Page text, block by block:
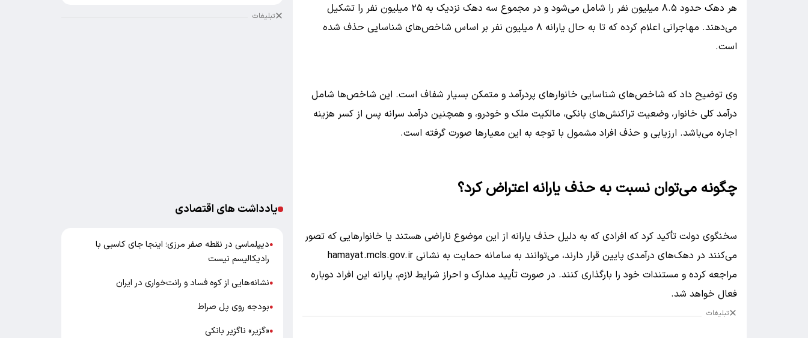
هر دهک حدود ۸.۵ میلیون نفر را شامل می‌شود و در مجموع سه دهک نزدیک به ۲۵ میلیون نفر را تشکیل
می‌دهند. مهاجرانی اعلام کرده که تا به حال یارانه ۸ میلیون نفر بر اساس شاخص‌های شناسایی حذف شده
است.
وی توضیح داد که شاخص‌های شناسایی خانوارهای پردرآمد و متمکن بسیار شفاف است. این شاخص‌ها شامل
درآمد کلی خانوار، وضعیت تراکنش‌های بانکی، مالکیت ملک و خودرو، و همچنین درآمد سرانه پس از کسر هزینه
اجاره می‌باشد. ارزیابی و حذف افراد مشمول با توجه به این معیارها صورت گرفته است.
چگونه می‌توان نسبت به حذف یارانه اعتراض کرد؟
سخنگوی دولت تأکید کرد که افرادی که به دلیل حذف یارانه از این موضوع ناراضی هستند یا خانوارهایی که تصور
می‌کنند در دهک‌های درآمدی پایین قرار دارند، می‌توانند به سامانه حمایت به نشانی hamayat.mcls.gov.ir
مراجعه کرده و مستندات خود را بارگذاری کنند. در صورت تأیید مدارک و احراز شرایط لازم، یارانه این افراد دوباره
فعال خواهد شد.
تبلیغات
تبلیغات
یادداشت های اقتصادی
●دیپلماسی در نقطه صفر مرزی؛ اینجا جای کاسبی با
رادیکالیسم نیست
●نشانه‌هایی از کوه فساد و رانت‌خواری در ایران
●بودجه روی پل صراط
●«گزیر» ناگزیر بانکی